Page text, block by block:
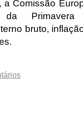
Comissão
da
bruto,